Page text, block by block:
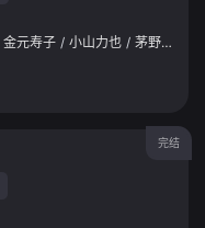
金元寿子 / 小山力也 / 茅野爱衣
完结